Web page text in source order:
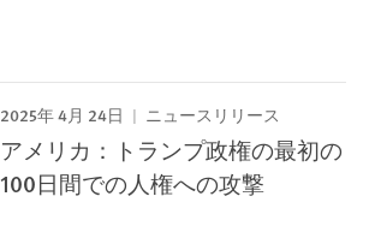
2025年 4月 24日 ニュースリリース
アメリカ：トランプ政権の最初の
100日間での人権への攻撃